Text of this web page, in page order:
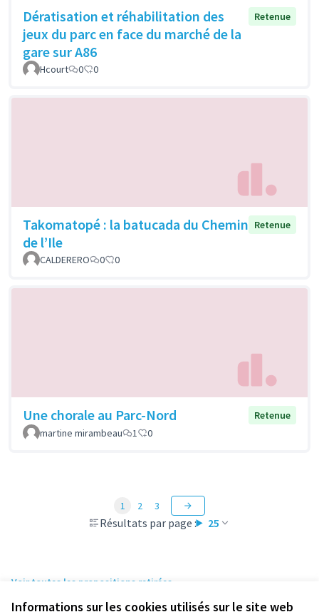
Informations sur les cookies utilisés sur le site web
Dératisation et réhabilitation des
jeux du parc en face du marché de la
gare sur A86
Retenue
Hcourt 0 0
Takomatopé : la batucada du Chemin
de l’Ile
Retenue
CALDERERO 0 0
Une chorale au Parc-Nord
Retenue
martine mirambeau
1 0
Résultats par page : 25
1 2 3
Voir toutes les propositions retirées